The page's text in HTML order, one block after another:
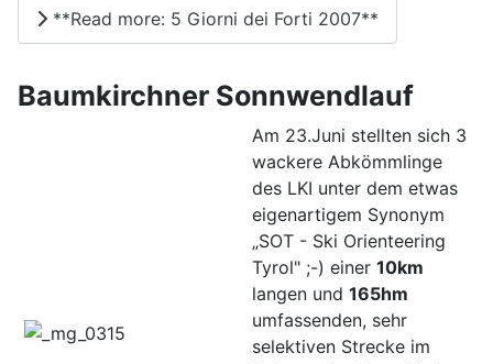
**Read more: 5 Giorni dei Forti 2007**
Baumkirchner Sonnwendlauf
Am 23.Juni stellten sich 3
wackere Abkömmlinge
des LKI unter dem etwas
eigenartigem Synonym
„SOT - Ski Orienteering
Tyrol" ;-) einer 10km
langen und 165hm
umfassenden, sehr
selektiven Strecke im